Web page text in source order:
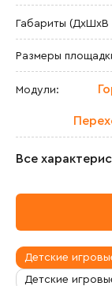
Габариты (ДхШxВ
Размеры
Модули:
Все
Детские
Детские